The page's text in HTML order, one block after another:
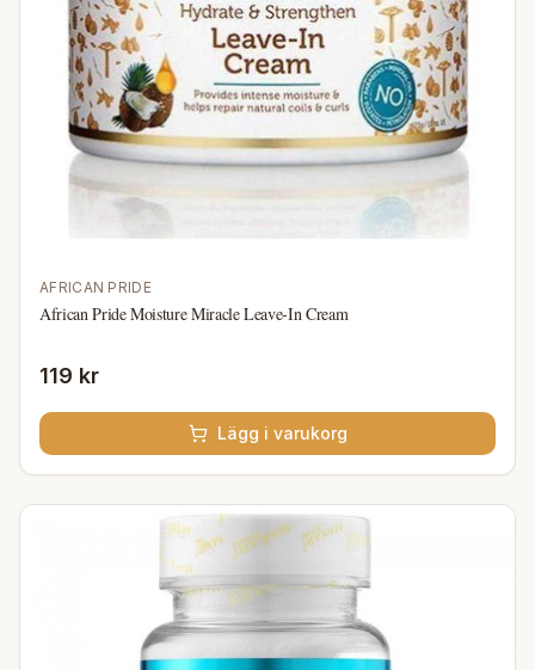
AFRICAN PRIDE
African Pride Moisture Miracle Leave-In Cream
119 kr
Lägg i varukorg